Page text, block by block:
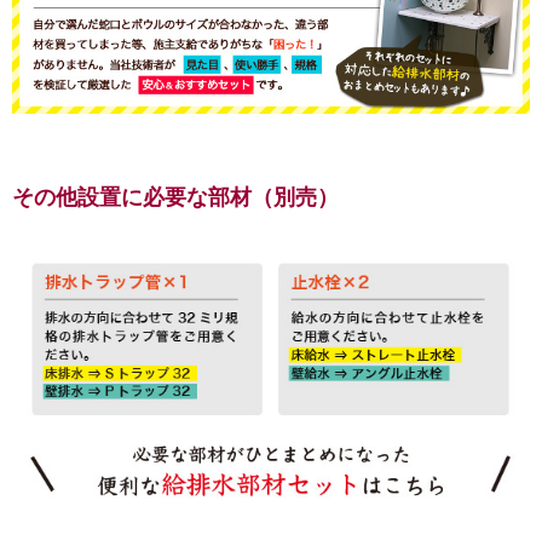
その他設置に必要な部材（別売）